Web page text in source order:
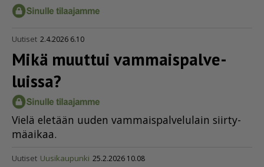
Uutiset 2.4.2026 6.10
Mikä muuttui vammais­pal­ve­
luissa?
Vie­lä ele­tään uu­den vam­mais­pal­ve­lu­lain siir­ty­
mä­ai­kaa.
Uutiset Uusikaupunki 25.2.2026 10.08